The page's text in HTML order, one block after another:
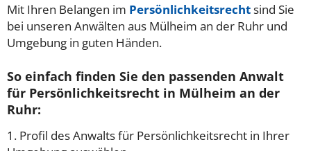
Mit Ihren Belangen im Persönlichkeitsrechtsind Sie
bei unseren Anwälten aus Mülheim an der Ruhr und
Umgebung in guten Händen.
So einfach finden Sie den passenden Anwalt
für Persönlichkeitsrecht in Mülheim an der
Ruhr:
1. Profil des Anwalts für Persönlichkeitsrecht in Ihrer